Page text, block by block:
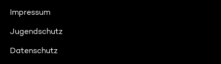
Impressum
Jugendschutz
Datenschutz